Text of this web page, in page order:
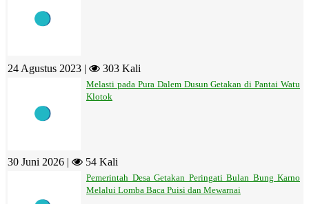
24 Agustus 2023 | 303 Kali
Melasti pada Pura Dalem Dusun Getakan di Pantai Watu
Klotok
30 Juni 2026 | 54 Kali
Pemerintah Desa Getakan Peringati Bulan Bung Karno
Melalui Lomba Baca Puisi dan Mewarnai